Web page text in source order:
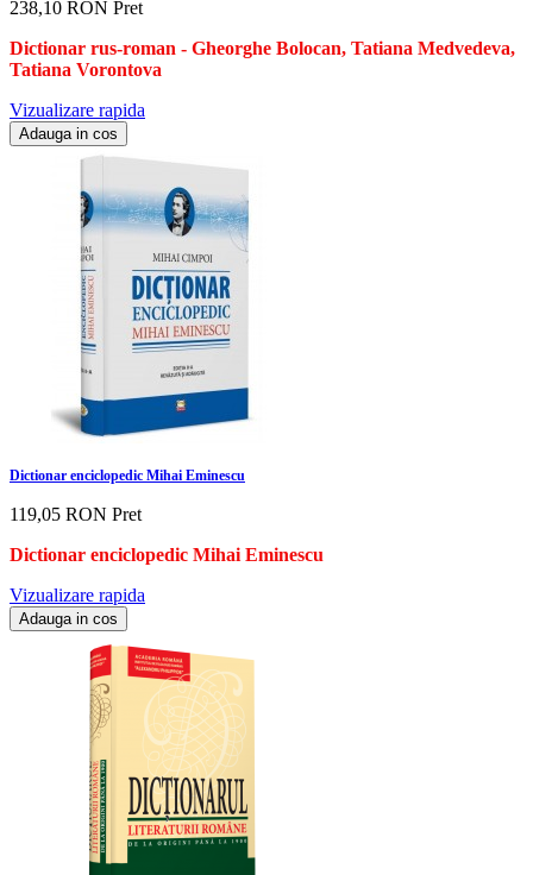
238,10 RON Pret
Dictionar rus-roman - Gheorghe Bolocan, Tatiana Medvedeva,
Tatiana Vorontova
Vizualizare rapida
Adauga in cos
Dictionar enciclopedic Mihai Eminescu
119,05 RON Pret
Dictionar enciclopedic Mihai Eminescu
Vizualizare rapida
Adauga in cos